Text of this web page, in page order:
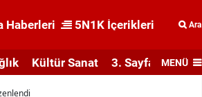
Haberleri 5N1K İçerikleri Ara
Kültür Sanat 3. Sayfa MENÜ